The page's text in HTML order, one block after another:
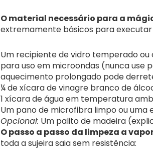
O material necessário para a
extremamente básicos para
Um recipiente de vidro temperado
para uso em microondas (nunca use
aquecimento prolongado pode
¼ de xícara de vinagre branco de
1 xícara de água em temperatura
Um pano de microfibra limpo ou uma
Opcional: Um palito de madeira
O passo a passo da limpeza a
toda a sujeira saia sem resistência: